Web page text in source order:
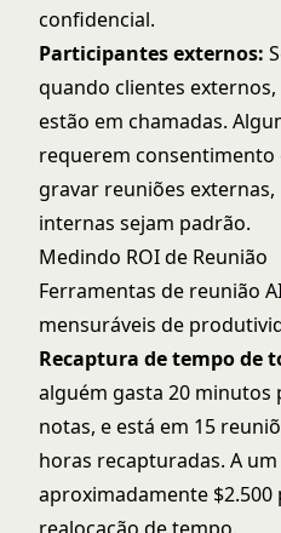
confidencial.
Participantes externos:
quando clientes
estão em chamadas.
requerem consentimento
gravar reuniões
internas sejam padrão.
Medindo ROI de Reunião
Ferramentas de reunião
mensuráveis de
Recaptura de tempo de
alguém gasta 20
notas, e está em 15
horas recapturadas. A
aproximadamente